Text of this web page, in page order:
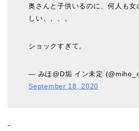
奥さんと子供いるのに、何人も女
しい、、、。
ショックすぎて。
— みほ@D垢 イン未定
September 18, 2020
‐